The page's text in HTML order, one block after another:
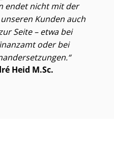
endet nicht mit der
Kunden auch
Seite – etwa bei
oder bei
Heid M.Sc.